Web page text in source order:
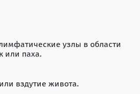
узлы в области
или паха.
вздутие живота.